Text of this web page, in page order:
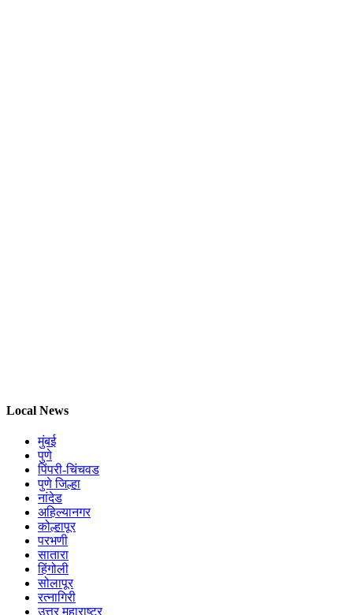
Local News
मुंबई
पुणे
पिंपरी-चिंचवड
पुणे जिल्हा
नांदेड
अहिल्यानगर
कोल्हापूर
परभणी
सातारा
हिंगोली
सोलापूर
रत्नागिरी
उत्तर महाराष्ट्र